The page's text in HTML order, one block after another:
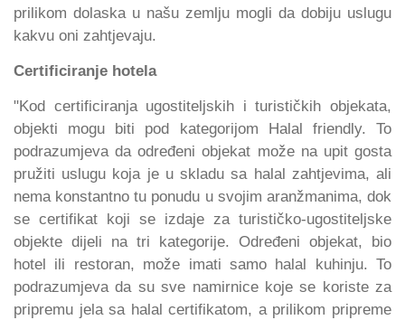
prilikom dolaska u našu zemlju mogli da dobiju uslugu
kakvu oni zahtjevaju.
Certificiranje hotela
"Kod certificiranja ugostiteljskih i turističkih objekata,
objekti mogu biti pod kategorijom Halal friendly. To
podrazumjeva da određeni objekat može na upit gosta
pružiti uslugu koja je u skladu sa halal zahtjevima, ali
nema konstantno tu ponudu u svojim aranžmanima, dok
se certifikat koji se izdaje za turističko-ugostiteljske
objekte dijeli na tri kategorije. Određeni objekat, bio
hotel ili restoran, može imati samo halal kuhinju. To
podrazumjeva da su sve namirnice koje se koriste za
pripremu jela sa halal certifikatom, a prilikom pripreme